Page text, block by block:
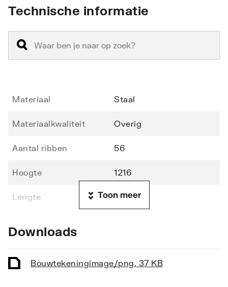
Technische informatie
Materiaal Staal
Materiaalkwaliteit Overig
Aantal ribben 56
Hoogte 1216
Lengte 600
Vorm collector Rond
Toon meer
Downloads
Bouwtekeningimage/png 37 KB